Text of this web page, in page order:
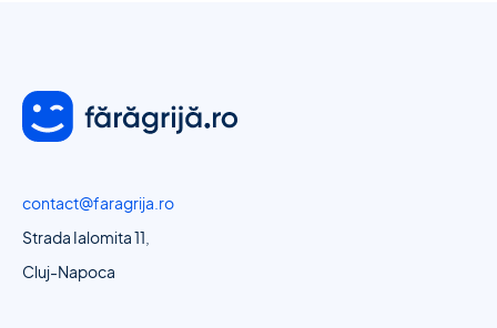
contact@faragrija.ro
Strada Ialomita 11,
Cluj-Napoca